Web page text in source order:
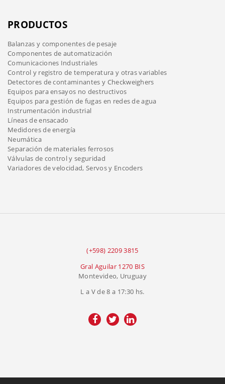
PRODUCTOS
Balanzas y componentes de pesaje
Componentes de automatización
Comunicaciones Industriales
Control y registro de temperatura y otras variables
Detectores de contaminantes y Checkweighers
Equipos para ensayos no destructivos
Equipos para gestión de fugas en redes de agua
Instrumentación industrial
Líneas de ensacado
Medidores de energía
Neumática
Separación de materiales ferrosos
Válvulas de control y seguridad
Variadores de velocidad, Servos y Encoders
(+598) 2209 3815
Gral Aguilar 1270 BIS
Montevideo, Uruguay
L a V de 8 a 17:30 hs.